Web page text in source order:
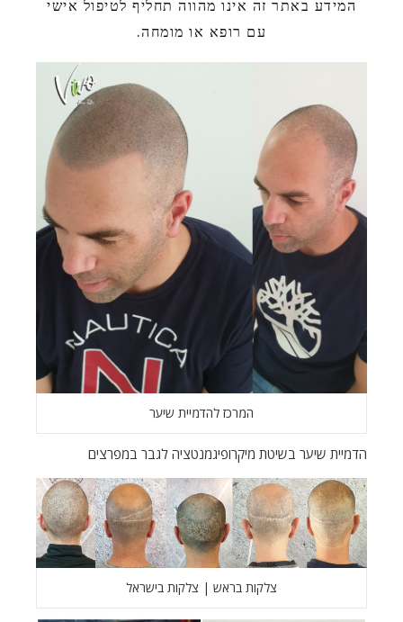
המידע באתר זה אינו מהווה תחליף לטיפול אישי
עם רופא או מומחה.
המרכז להדמיית שיער
הדמיית שיער בשיטת מיקרופיגמנטציה לגבר במפרצים
צלקות בראש | צלקות בישראל